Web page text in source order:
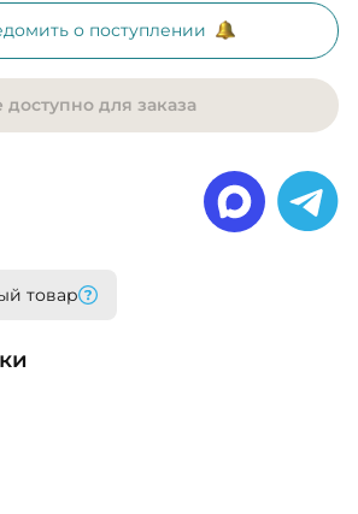
о поступлении
доступно для заказа
товар